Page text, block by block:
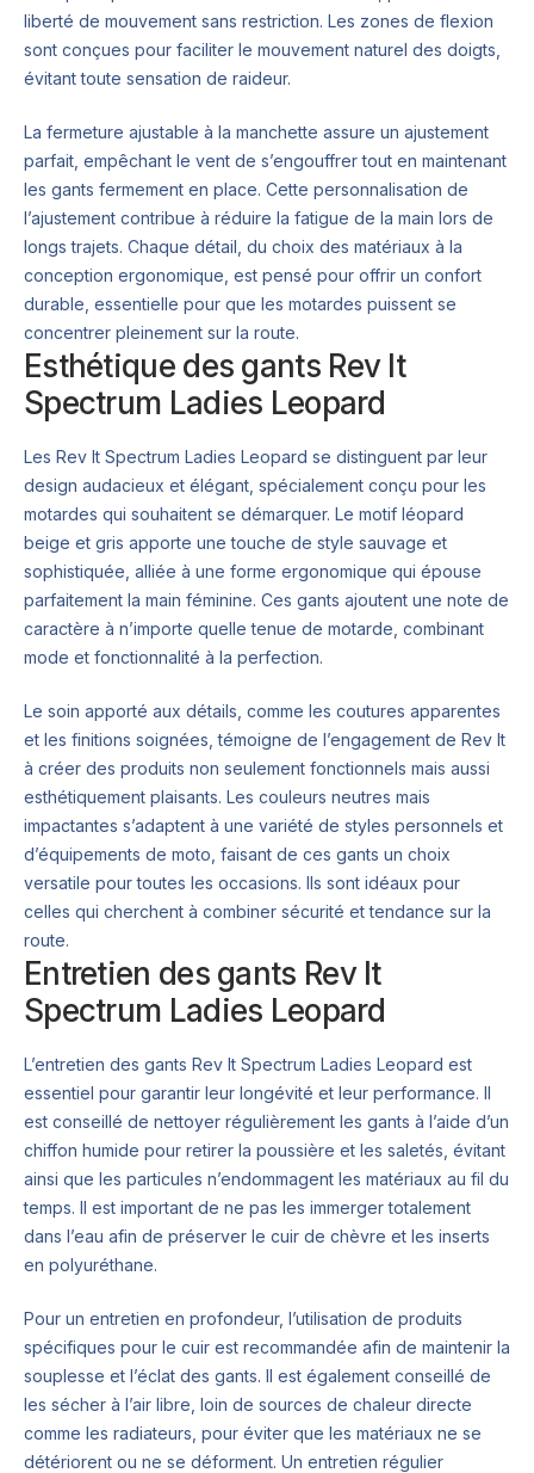
liberté de mouvement sans restriction. Les zones de flexion
sont conçues pour faciliter le mouvement naturel des doigts,
évitant toute sensation de raideur.
La fermeture ajustable à la manchette assure un ajustement
parfait, empêchant le vent de s’engouffrer tout en maintenant
les gants fermement en place. Cette personnalisation de
l’ajustement contribue à réduire la fatigue de la main lors de
longs trajets. Chaque détail, du choix des matériaux à la
conception ergonomique, est pensé pour offrir un confort
durable, essentielle pour que les motardes puissent se
concentrer pleinement sur la route.
Esthétique des gants Rev It
Spectrum Ladies Leopard
Les Rev It Spectrum Ladies Leopard se distinguent par leur
design audacieux et élégant, spécialement conçu pour les
motardes qui souhaitent se démarquer. Le motif léopard
beige et gris apporte une touche de style sauvage et
sophistiquée, alliée à une forme ergonomique qui épouse
parfaitement la main féminine. Ces gants ajoutent une note de
caractère à n’importe quelle tenue de motarde, combinant
mode et fonctionnalité à la perfection.
Le soin apporté aux détails, comme les coutures apparentes
et les finitions soignées, témoigne de l’engagement de Rev It
à créer des produits non seulement fonctionnels mais aussi
esthétiquement plaisants. Les couleurs neutres mais
impactantes s’adaptent à une variété de styles personnels et
d’équipements de moto, faisant de ces gants un choix
versatile pour toutes les occasions. Ils sont idéaux pour
celles qui cherchent à combiner sécurité et tendance sur la
route.
Entretien des gants Rev It
Spectrum Ladies Leopard
L’entretien des gants Rev It Spectrum Ladies Leopard est
essentiel pour garantir leur longévité et leur performance. Il
est conseillé de nettoyer régulièrement les gants à l’aide d’un
chiffon humide pour retirer la poussière et les saletés, évitant
ainsi que les particules n’endommagent les matériaux au fil du
temps. Il est important de ne pas les immerger totalement
dans l’eau afin de préserver le cuir de chèvre et les inserts
en polyuréthane.
Pour un entretien en profondeur, l’utilisation de produits
spécifiques pour le cuir est recommandée afin de maintenir la
souplesse et l’éclat des gants. Il est également conseillé de
les sécher à l’air libre, loin de sources de chaleur directe
comme les radiateurs, pour éviter que les matériaux ne se
détériorent ou ne se déforment. Un entretien régulier